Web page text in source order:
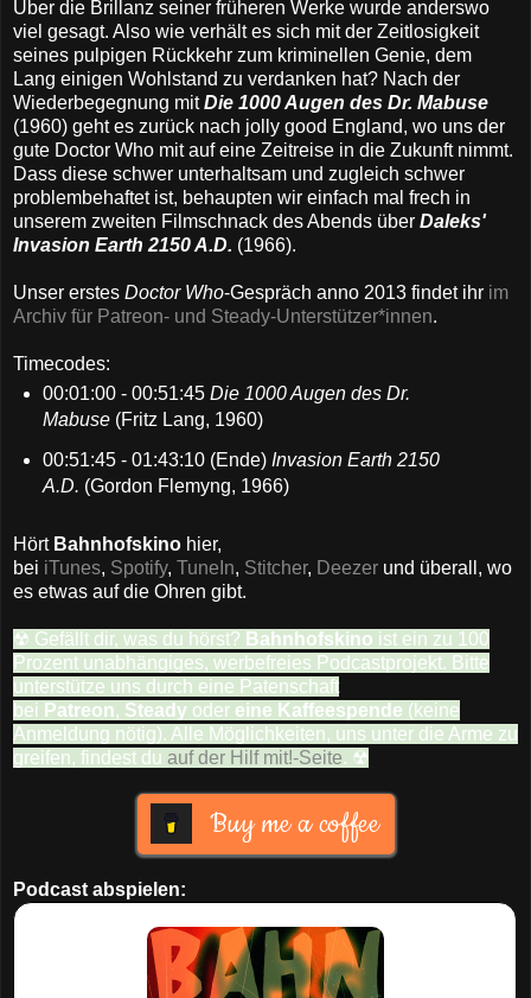
Über die Brillanz seiner früheren Werke wurde anderswo
viel gesagt. Also wie verhält es sich mit der Zeitlosigkeit
seines pulpigen Rückkehr zum kriminellen Genie, dem
Lang einigen Wohlstand zu verdanken hat? Nach der
Wiederbegegnung mitDie 1000 Augen des Dr. Mabuse
(1960) geht es zurück nach jolly good England, wo uns der
gute Doctor Who mit auf eine Zeitreise in die Zukunft nimmt.
Dass diese schwer unterhaltsam und zugleich schwer
problembehaftet ist, behaupten wir einfach mal frech in
unserem zweiten Filmschnack des Abends über Daleks'
Invasion Earth 2150 A.D. (1966).
Unser erstes Doctor Who-Gespräch anno 2013 findet ihr im
Archiv für Patreon- und Steady-Unterstützer*innen.
Timecodes:
00:01:00 - 00:51:45 Die 1000 Augen des Dr.
Mabuse(Fritz Lang, 1960)
00:51:45 - 01:43:10 (Ende) Invasion Earth 2150
A.D. (Gordon Flemyng, 1966)
Hört Bahnhofskino hier,
bei iTunes, Spotify, TuneIn, Stitcher, Deezer und überall, wo
es etwas auf die Ohren gibt.
☢ Gefällt dir, was du hörst? Bahnhofskino ist ein zu 100
Prozent unabhängiges, werbefreies Podcastprojekt. Bitte
unterstütze uns durch eine Patenschaft
bei Patreon, Steady oder eine Kaffeespende (keine
Anmeldung nötig). Alle Möglichkeiten, uns unter die Arme zu
greifen, findest du auf der Hilf mit!-Seite. ☢
Buy me a coffee
Podcast abspielen: